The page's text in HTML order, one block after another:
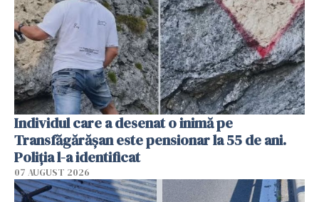
Individul care a desenat o inimă pe
Transfăgărășan este pensionar la 55 de ani.
Poliția l-a identificat
07 AUGUST 2026